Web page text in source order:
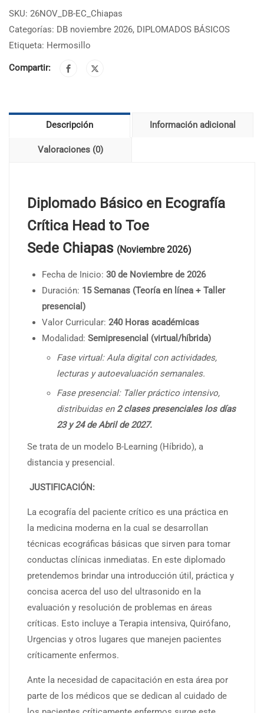
SKU: 26NOV_DB-EC_Chiapas
Categorías: DB noviembre 2026, DIPLOMADOS BÁSICOS
Etiqueta: Hermosillo
Compartir:
Descripción Información adicional
Valoraciones (0)
Diplomado Básico en Ecografía
Crítica Head to Toe
Sede Chiapas (Noviembre 2026)
Fecha de Inicio: 30 de Noviembre de 2026
Duración: 15 Semanas (Teoría en línea + Taller
presencial)
Valor Curricular: 240 Horas académicas
Modalidad: Semipresencial (virtual/híbrida)
Fase virtual: Aula digital con actividades,
lecturas y autoevaluación semanales.
Fase presencial: Taller práctico intensivo,
distribuidas en 2clases presenciales los días
23 y 24 de Abril de 2027.
Se trata de un modelo B-Learning (Híbrido), a
distancia y presencial.
JUSTIFICACIÓN:
La ecografía del paciente crítico es una práctica en
la medicina moderna en la cual se desarrollan
técnicas ecográficas básicas que sirven para tomar
conductas clínicas inmediatas. En este diplomado
pretendemos brindar una introducción útil, práctica y
concisa acerca del uso del ultrasonido en la
evaluación y resolución de problemas en áreas
críticas. Esto incluye a Terapia intensiva, Quirófano,
Urgencias y otros lugares que manejen pacientes
críticamente enfermos.
Ante la necesidad de capacitación en esta área por
parte de los médicos que se dedican al cuidado de